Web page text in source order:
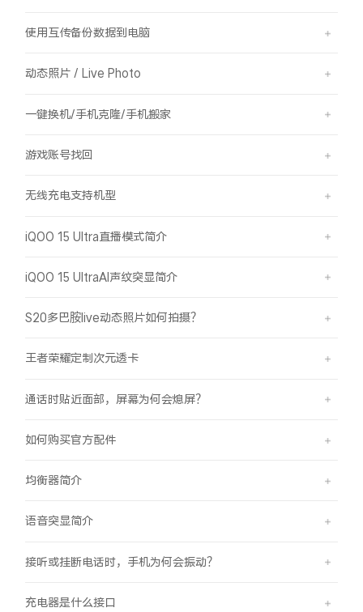
使用互传备份数据到电脑
动态照片 / Live Photo
一键换机/手机克隆/手机搬家
游戏账号找回
无线充电支持机型
iQOO 15 Ultra直播模式简介
iQOO 15 UltraAI声纹突显简介
S20多巴胺live动态照片如何拍摄？
王者荣耀定制次元透卡
通话时贴近面部，屏幕为何会熄屏？
如何购买官方配件
均衡器简介
语音突显简介
接听或挂断电话时，手机为何会振动？
充电器是什么接口